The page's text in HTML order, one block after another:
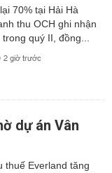
70% tại Hải Hà
thu OCH ghi nhận
quý II, đồng...
2 giờ trước
dự án Vân
thuế Everland tăng